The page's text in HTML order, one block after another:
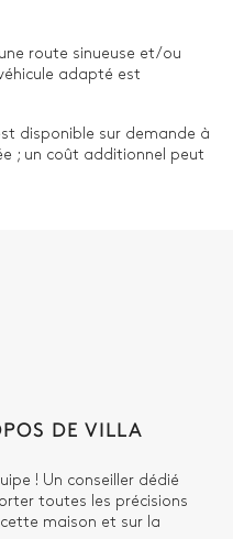
route sinueuse et/ou
adapté est
disponible sur demande à
; un coût additionnel peut
DE VILLA
! Un conseiller dédié
toutes les précisions
maison et sur la